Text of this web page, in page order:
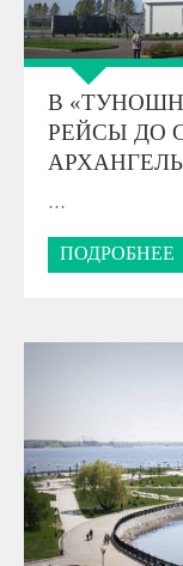
В
РЕЙСЫ ДО
…
ПОДРОБНЕЕ